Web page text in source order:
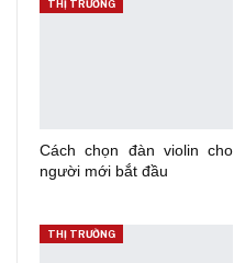
THỊ TRƯỜNG
Cách chọn đàn violin cho
người mới bắt đầu
THỊ TRƯỜNG